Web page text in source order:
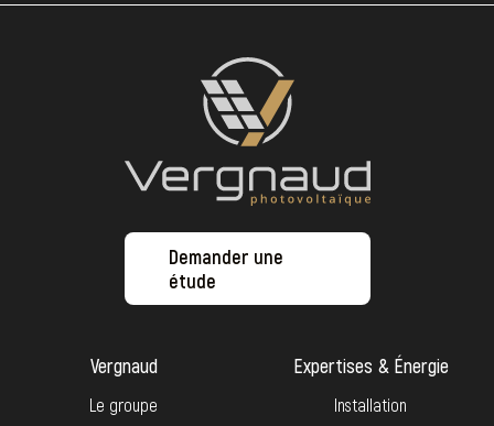
Demander une
étude
Vergnaud
Le groupe
Expertises & Énergie
Installation